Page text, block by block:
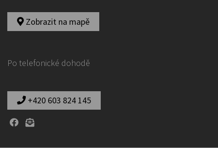
Zobrazit na mapě
Po telefonické dohodě
+420 603 824 145